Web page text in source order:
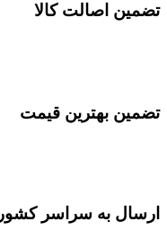
تضمین اصالت کالا
تضمین بهترین قیمت
ارسال به سراسر کشور